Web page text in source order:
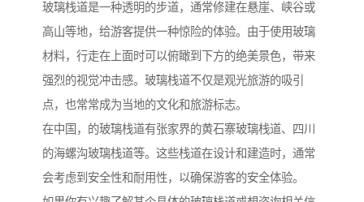
玻璃栈道是一种透明的步道，通常修建在悬崖、峡谷或
高山等地，给游客提供一种惊险的体验。由于使用玻璃
材料，行走在上面时可以俯瞰到下方的绝美景色，带来
强烈的视觉冲击感。玻璃栈道不仅是观光旅游的吸引
点，也常常成为当地的文化和旅游标志。
在中国，的玻璃栈道有张家界的黄石寨玻璃栈道、四川
的海螺沟玻璃栈道等。这些栈道在设计和建造时，通常
会考虑到安全性和耐用性，以确保游客的安全体验。